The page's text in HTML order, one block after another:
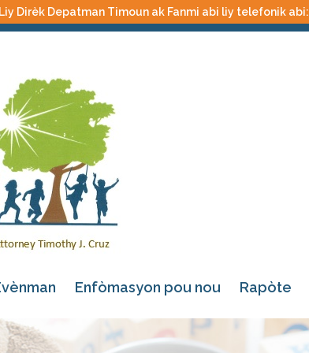
Dirèk Depatman Timoun ak Fanmi abi liy telefonik abi:
Enfòmasyon pou nou Rapòte